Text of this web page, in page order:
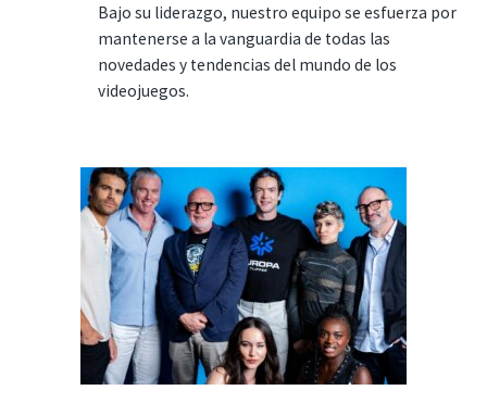
Bajo su liderazgo, nuestro equipo se esfuerza por
mantenerse a la vanguardia de todas las
novedades y tendencias del mundo de los
videojuegos.